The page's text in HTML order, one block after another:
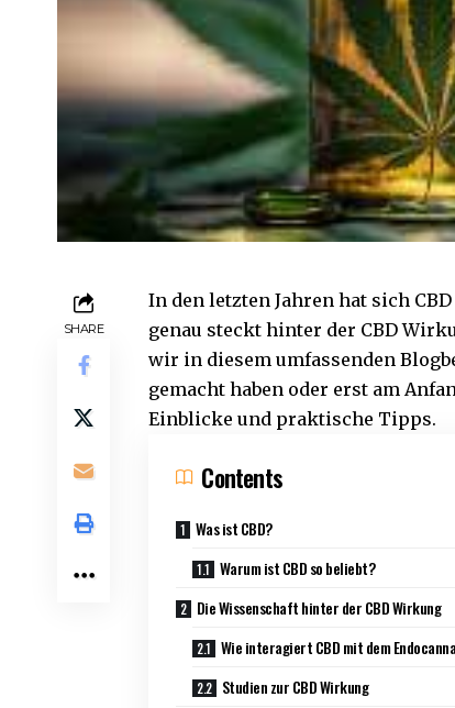
SHARE
In den letzten Jahren hat sich
genau steckt hinter der CBD
wir in diesem umfassenden
gemacht haben oder erst am
Einblicke und praktische Tipps.
Contents
Was ist CBD?
Warum ist CBD so beliebt?
Die Wissenschaft hinter der CBD Wirkung
Wie interagiert CBD mit dem
Studien zur CBD Wirkung